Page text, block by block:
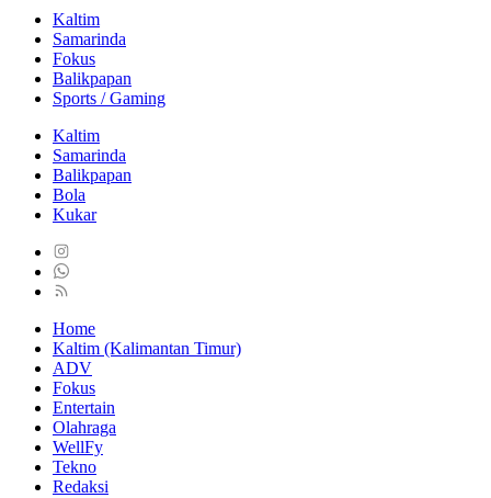
Kaltim
Samarinda
Fokus
Balikpapan
Sports / Gaming
Kaltim
Samarinda
Balikpapan
Bola
Kukar
Home
Kaltim (Kalimantan Timur)
ADV
Fokus
Entertain
Olahraga
WellFy
Tekno
Redaksi